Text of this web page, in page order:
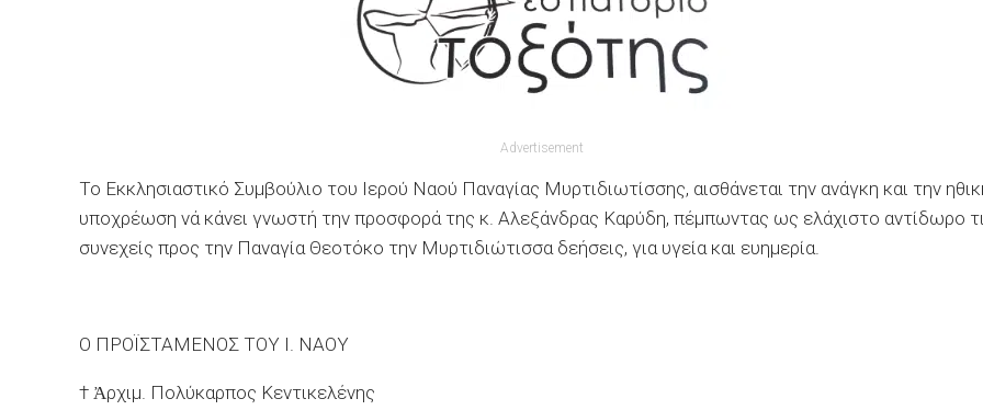
Advertisement
Το Εκκλησιαστικό Συμβούλιο του Ιερού Ναού Παναγίας Μυρτιδιωτίσσης, αισθάνεται την ανάγκη και την
υποχρέωση νά κάνει γνωστή την προσφορά της κ. Αλεξάνδρας Καρύδη, πέμπωντας ως ελάχιστο αντίδωρο
συνεχείς προς την Παναγία Θεοτόκο την Μυρτιδιώτισσα δεήσεις, για υγεία και ευημερία.
Ο ΠΡΟΪΣΤΑΜΕΝΟΣ ΤΟΥ Ι. ΝΑΟΥ
† Ἀρχιμ. Πολύκαρπος Κεντικελένης